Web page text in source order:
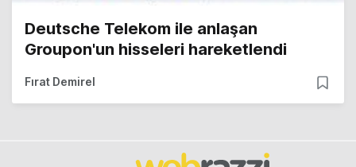
Deutsche Telekom ile anlaşan
Groupon'un hisseleri hareketlendi
Fırat Demirel